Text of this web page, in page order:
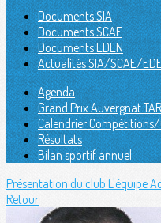
Documents SIA
Documents SCAE
Documents EDEN
Actualités SIA/SCAE/
Agenda
Grand Prix Auvergnat
Calendrier Compétitions/
Résultats
Bilan sportif annuel
Présentation du club L'équipe
Retour